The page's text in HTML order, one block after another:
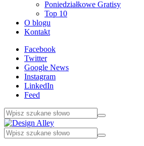
Poniedziałkowe Gratisy
Top 10
O blogu
Kontakt
Facebook
Twitter
Google News
Instagram
LinkedIn
Feed